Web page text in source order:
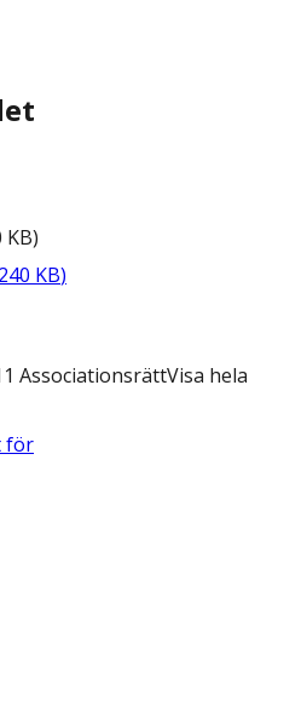
KB)
240 KB)
AssociationsrättVisa hela
för